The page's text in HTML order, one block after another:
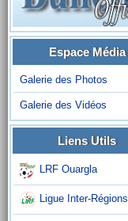
Espace Média
Galerie des Photos
Galerie des Vidéos
Liens Utils
LRF Ouargla
Ligue Inter-Régions